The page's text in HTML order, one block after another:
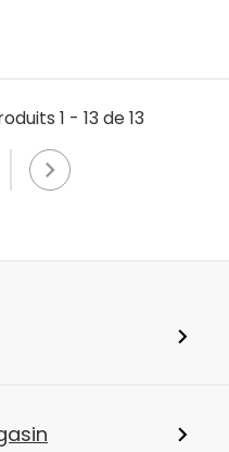
1 - 13 de 13